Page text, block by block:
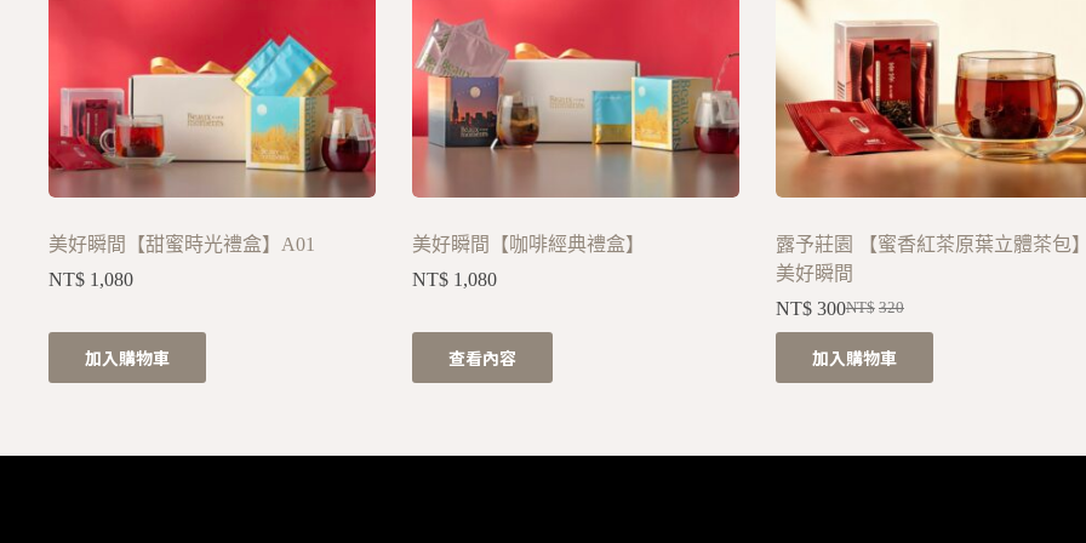
美好瞬間【甜蜜時光禮盒】A01
NT$ 1,080
加入購物車
美好瞬間【咖啡經典禮盒】
NT$ 1,080
查看內容
露予莊園 【蜜香紅茶原葉立體茶包
美好瞬間
NT$ 320
NT$ 300
加入購物車